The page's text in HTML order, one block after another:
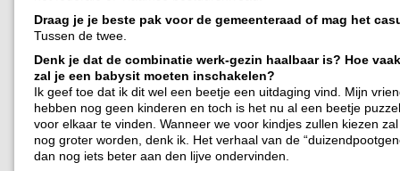
Draag je je beste pak voor de gemeenteraad of mag het
Tussen de twee.
Denk je dat de combinatie werk-gezin haalbaar is? Hoe
zal je een babysit moeten inschakelen?
Ik geef toe dat ik dit wel een beetje een uitdaging vind. Mijn
hebben nog geen kinderen en toch is het nu al een beetje
voor elkaar te vinden. Wanneer we voor kindjes zullen kiezen
nog groter worden, denk ik. Het verhaal van de
dan nog iets beter aan den lijve ondervinden.